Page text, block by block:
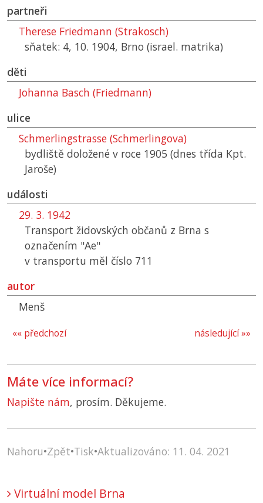
partneři
Therese Friedmann (Strakosch)
sňatek: 4, 10. 1904, Brno (israel. matrika)
děti
Johanna Basch (Friedmann)
ulice
Schmerlingstrasse (Schmerlingova)
bydliště doložené v roce 1905 (dnes třída Kpt.
Jaroše)
události
29. 3. 1942
Transport židovských občanů z Brna s
označením "Ae"
v transportu měl číslo 711
autor
Menš
následující »»
«« předchozí
Máte více informací?
Napište nám, prosím. Děkujeme.
Nahoru•Zpět•Tisk•Aktualizováno: 11. 04. 2021
Virtuální model Brna